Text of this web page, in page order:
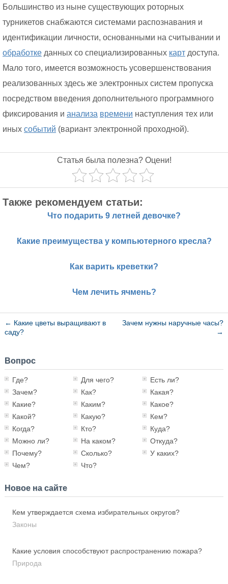
Большинство из ныне существующих роторных
турникетов снабжаются системами распознавания и
идентификации личности, основанными на считывании и
обработке данных со специализированных карт доступа.
Мало того, имеется возможность усовершенствования
реализованных здесь же электронных систем пропуска
посредством введения дополнительного программного
фиксирования и анализа времени наступления тех или
иных событий (вариант электронной проходной).
Статья была полезна? Оцени!
Также рекомендуем статьи:
Что подарить 9 летней девочке?
Какие преимущества у компьютерного кресла?
Как варить креветки?
Чем лечить ячмень?
← Какие цветы выращивают в
саду?
Зачем нужны наручные часы?
→
Вопрос
Где? Для чего?
Есть ли?
Зачем?
Как?
Какая?
Какие?
Каким?
Какое?
Какой?
Какую?
Кем?
Когда?
Кто?
Куда?
Можно ли?
На каком?
Откуда?
Почему?
Сколько?
У каких?
Чем?
Что?
Новое на сайте
Кем утверждается схема избирательных округов?
Законы
Какие условия способствуют распространению пожара?
Природа